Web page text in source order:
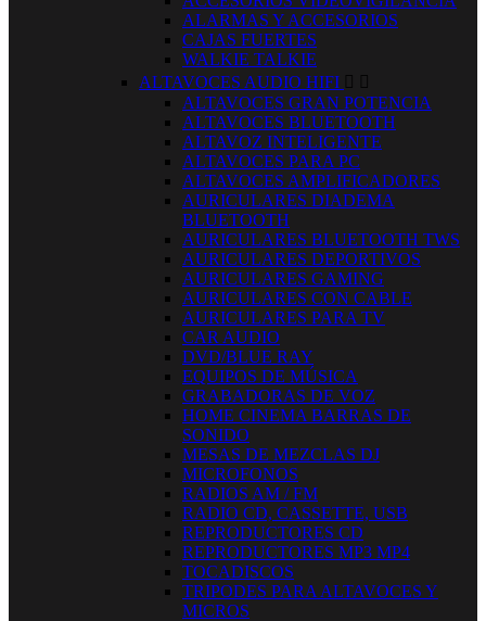
ALARMAS Y ACCESORIOS
CAJAS FUERTES
WALKIE TALKIE
ALTAVOCES AUDIO HIFI  
ALTAVOCES GRAN POTENCIA
ALTAVOCES BLUETOOTH
ALTAVOZ INTELIGENTE
ALTAVOCES PARA PC
ALTAVOCES AMPLIFICADORES
AURICULARES DIADEMA
BLUETOOTH
AURICULARES BLUETOOTH TWS
AURICULARES DEPORTIVOS
AURICULARES GAMING
AURICULARES CON CABLE
AURICULARES PARA TV
CAR AUDIO
DVD/BLUE RAY
EQUIPOS DE MÚSICA
GRABADORAS DE VOZ
HOME CINEMA BARRAS DE
SONIDO
MESAS DE MEZCLAS DJ
MICROFONOS
RADIOS AM / FM
RADIO CD, CASSETTE, USB
REPRODUCTORES CD
REPRODUCTORES MP3 MP4
TOCADISCOS
TRIPODES PARA ALTAVOCES Y
MICROS